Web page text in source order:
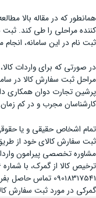
همانطور که در مقاله بالا
کننده مراحلی را طی کند.
ثبت نام در این سامانه،
در صورتی که برای واردات
مراحل ثبت سفارش کالا در
پرشین تجارت دوان همکاری
کارشناسان مجرب و در کم
تمام اشخاص حقیقی و یا
ثبت سفارش کالای خود از
مشاوره تخصصی پیرامون
09018317541
گمرکی در مورد ثبت سفارش